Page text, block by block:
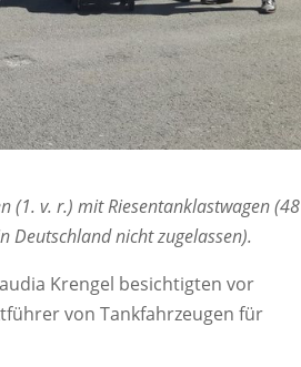
(1. v. r.) mit Riesentanklastwagen (48
Deutschland nicht zugelassen).
Krengel besichtigten vor
von Tankfahrzeugen für